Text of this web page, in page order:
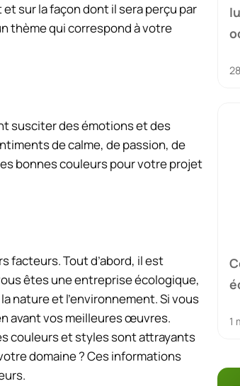
sur la façon dont il sera perçu par
thème qui correspond à votre
susciter des émotions et des
de calme, de passion, de
bonnes couleurs pour votre projet
facteurs. Tout d’abord, il est
êtes une entreprise écologique,
nature et l’environnement. Si vous
avant vos meilleures œuvres.
couleurs et styles sont attrayants
domaine ? Ces informations
1